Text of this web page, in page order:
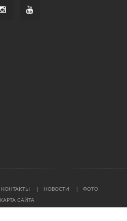
КОНТАКТЫ НОВОСТИ ФОТО
КАРТА САЙТА